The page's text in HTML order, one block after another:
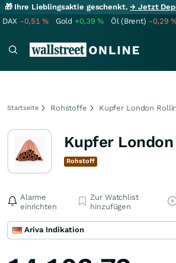
🎁 Ihre Lieblingsaktie geschenkt.→ Jetzt
DAX -0,51% Gold +0,39% Öl (Brent) -0,29
Startseite Rohstoffe Kupfer London
Kupfer
Rohstoff
Alarme
einrichten
Zur Watchlist
hinzufügen
Ariva Indikation